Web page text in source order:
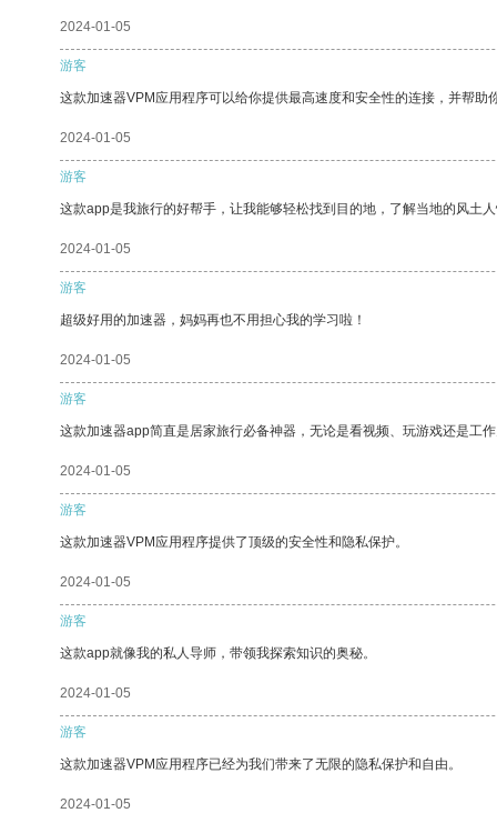
2024-01-05
游客
这款加速器VPM应用程序可以给你提供最高速度和安全性的连接，并帮助
2024-01-05
游客
这款app是我旅行的好帮手，让我能够轻松找到目的地，了解当地的风土
2024-01-05
游客
超级好用的加速器，妈妈再也不用担心我的学习啦！
2024-01-05
游客
这款加速器app简直是居家旅行必备神器，无论是看视频、玩游戏还是工
2024-01-05
游客
这款加速器VPM应用程序提供了顶级的安全性和隐私保护。
2024-01-05
游客
这款app就像我的私人导师，带领我探索知识的奥秘。
2024-01-05
游客
这款加速器VPM应用程序已经为我们带来了无限的隐私保护和自由。
2024-01-05